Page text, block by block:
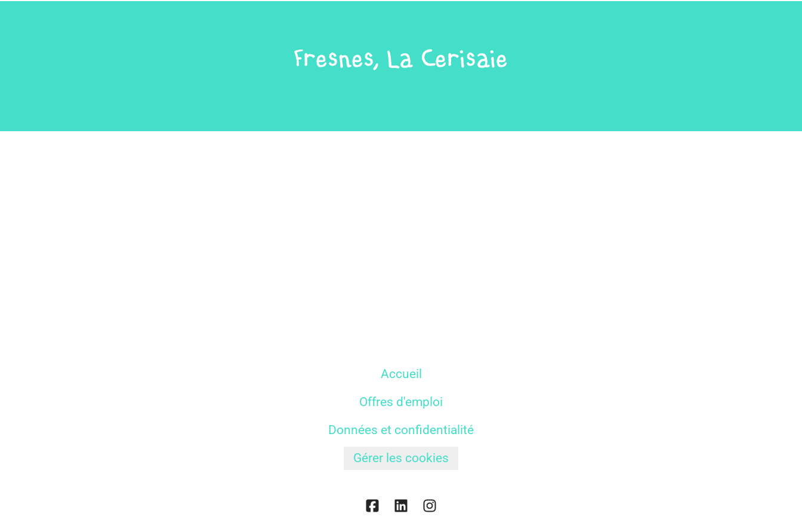
Fresnes, La Cerisaie
Accueil
Offres d'emploi
Données et confidentialité
Gérer les cookies